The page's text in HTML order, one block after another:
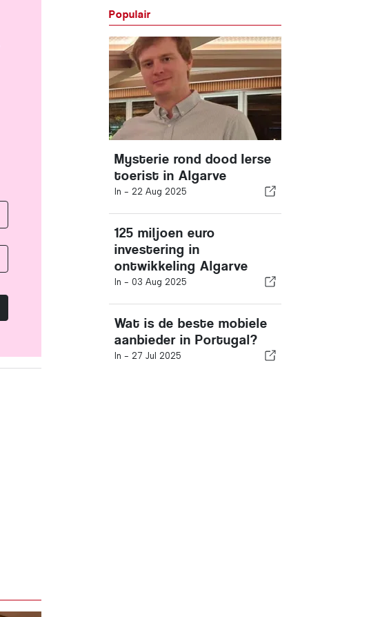
Populair
Mysterie rond dood Ierse
toerist in Algarve
In - 22 Aug 2025
125 miljoen euro
investering in
ontwikkeling Algarve
In - 03 Aug 2025
Wat is de beste mobiele
aanbieder in Portugal?
In - 27 Jul 2025